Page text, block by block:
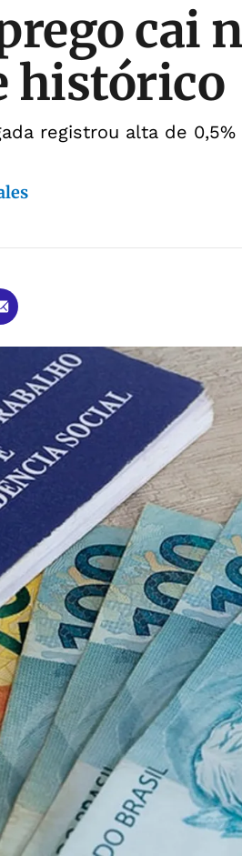
cai
histórico
registrou alta de 0,5%